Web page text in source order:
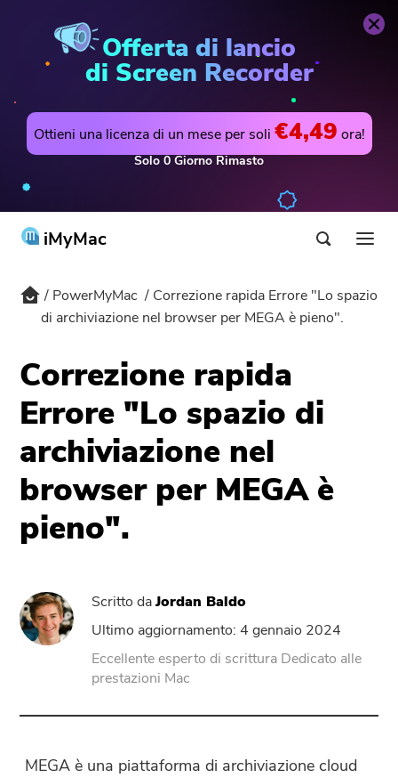
Offerta di lancio
di Screen Recorder
Ottieni una licenza di un mese per soli €4,49 ora!
Solo0 GiornoRimasto
iMyMac
Prodotti & Soluzioni
Hot
PowerMyMac
PowerUninstall
Convertitore Video
Compressore di PDF
Online
Video Editor gratuito
Supporto
PowerMyMac
PowerMyMac
Correzione rapida Errore "Lo spazio
di archiviazione nel browser per MEGA è pieno".
Correzione rapida
Errore "Lo spazio di
archiviazione nel
browser per MEGA è
pieno".
Scritto daJordan Baldo
Ultimo aggiornamento: 4 gennaio 2024
Eccellente esperto di scrittura Dedicato alle
prestazioni Mac
MEGA è una piattaforma di archiviazione cloud